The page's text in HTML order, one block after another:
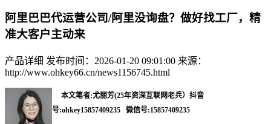
阿里巴巴代运营公司/阿里没询盘？做好找工厂，精
准大客户主动来
产品详细 发布时间：2026-01-20 09:01:00 来源：
http://www.ohkey66.cn/news1156745.html
本文笔者:尤丽芳(25年资深互联网老兵）抖音
号:ohkey15857409235 微信号:15857409235